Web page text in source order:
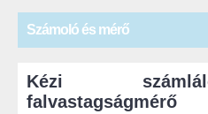
Számoló és mérő
Kézi
falvastagságmérő